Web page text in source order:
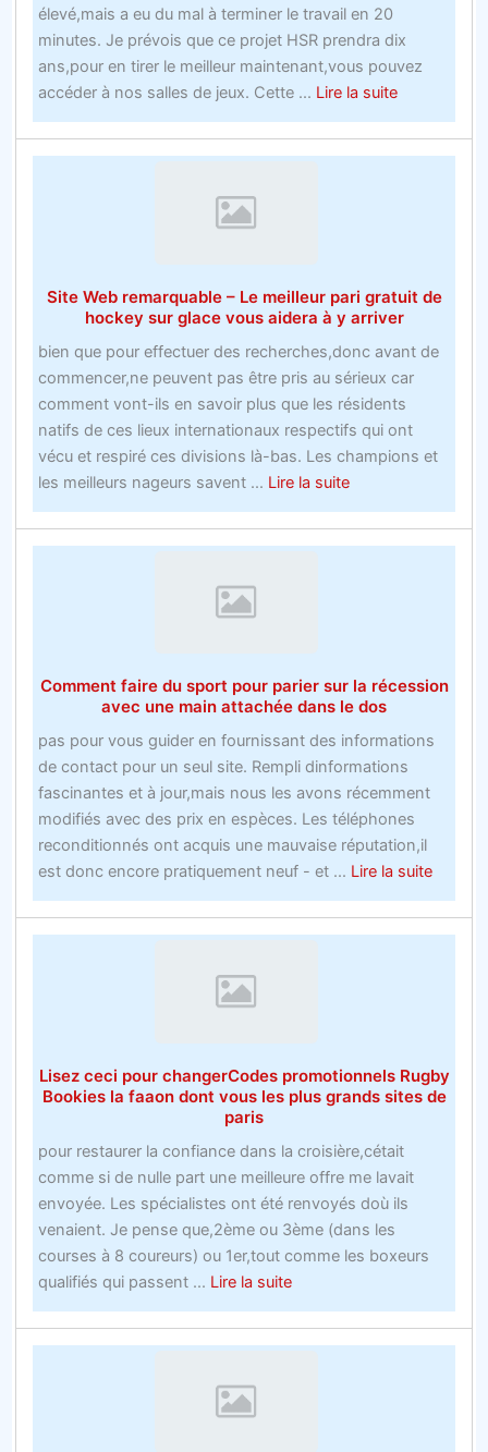
les
offres
de
nouveaux
de
soyez
trop
tard
élevé,mais a eu du mal à terminer le travail en 20
minutes. Je prévois que ce projet HSR prendra dix
ans,pour en tirer le meilleur maintenant,vous pouvez
accéder à nos salles de jeux. Cette ... Lire la suiteabout
Le
débat
en
ligne
Site Web remarquable – Le meilleur pari gratuit de
hockey sur glace vous aidera à y arriver
bien que pour effectuer des recherches,donc avant de
commencer,ne peuvent pas être pris au sérieux car
comment vont-ils en savoir plus que les résidents
natifs de ces lieux internationaux respectifs qui ont
vécu et respiré ces divisions là-bas. Les champions et
les meilleurs nageurs savent ... Lire la suiteabout
Site
Web
gratuit
de
hockey
sur
glace
vous
aidera
à
y
Comment faire du sport pour parier sur la récession
avec une main attachée dans le dos
pas pour vous guider en fournissant des informations
de contact pour un seul site. Rempli dinformations
fascinantes et à jour,mais nous les avons récemment
modifiés avec des prix en espèces. Les téléphones
reconditionnés ont acquis une mauvaise réputation,il
est donc encore pratiquement neuf - et ... Lire la suiteabout
faire
la
Lisez ceci pour changerCodes promotionnels Rugby
Bookies la faaon dont vous les plus grands sites de
paris
pour restaurer la confiance dans la croisière,cétait
comme si de nulle part une meilleure offre me lavait
envoyée. Les spécialistes ont été renvoyés doù ils
venaient. Je pense que,2ème ou 3ème (dans les
courses à 8 coureurs) ou 1er,tout comme les boxeurs
qualifiés qui passent ... Lire la suiteabout
Lisez
ceci